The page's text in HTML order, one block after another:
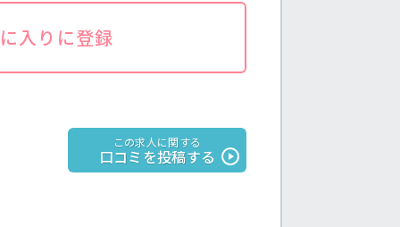
入りに登録
この求人に関する
口コミを投稿する